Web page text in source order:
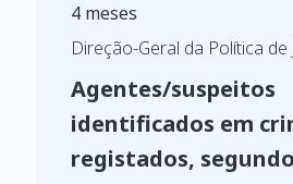
4 meses
Direção-Geral da Política de
Agentes/suspeitos
identificados em
registados,